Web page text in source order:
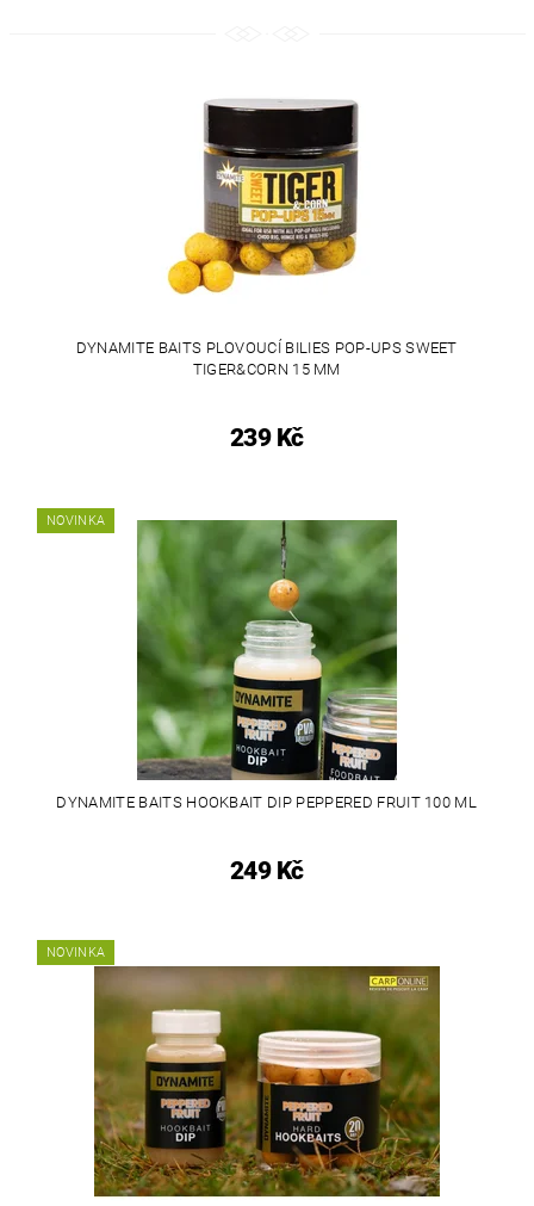
DYNAMITE BAITS PLOVOUCÍ BILIES POP-UPS SWEET
TIGER&CORN 15 MM
239 Kč
NOVINKA
DYNAMITE BAITS HOOKBAIT DIP PEPPERED FRUIT 100 ML
249 Kč
NOVINKA